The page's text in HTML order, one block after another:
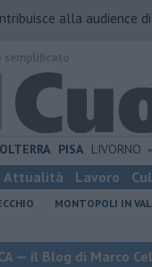
alla audience di
PISA LIVORNO
Attualità Lavoro
MONTOPOLI IN
— il Blog di Marco